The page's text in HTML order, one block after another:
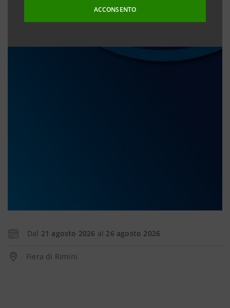
ACCONSENTO
Dal 21 agosto 2026 al 26 agosto 2026
Fiera di Rimini